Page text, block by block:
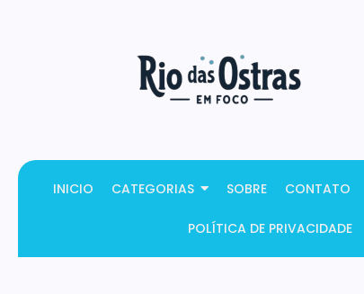
INICIO CATEGORIAS SOBRE CONTATO
POLÍTICA DE PRIVACIDADE